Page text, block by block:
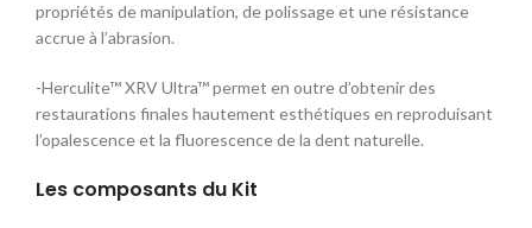
propriétés de manipulation, de polissage et une résistance
accrue à l’abrasion.
-Herculite™ XRV Ultra™ permet en outre d’obtenir des
restaurations finales hautement esthétiques en reproduisant
l’opalescence et la fluorescence de la dent naturelle.
Les composants du Kit